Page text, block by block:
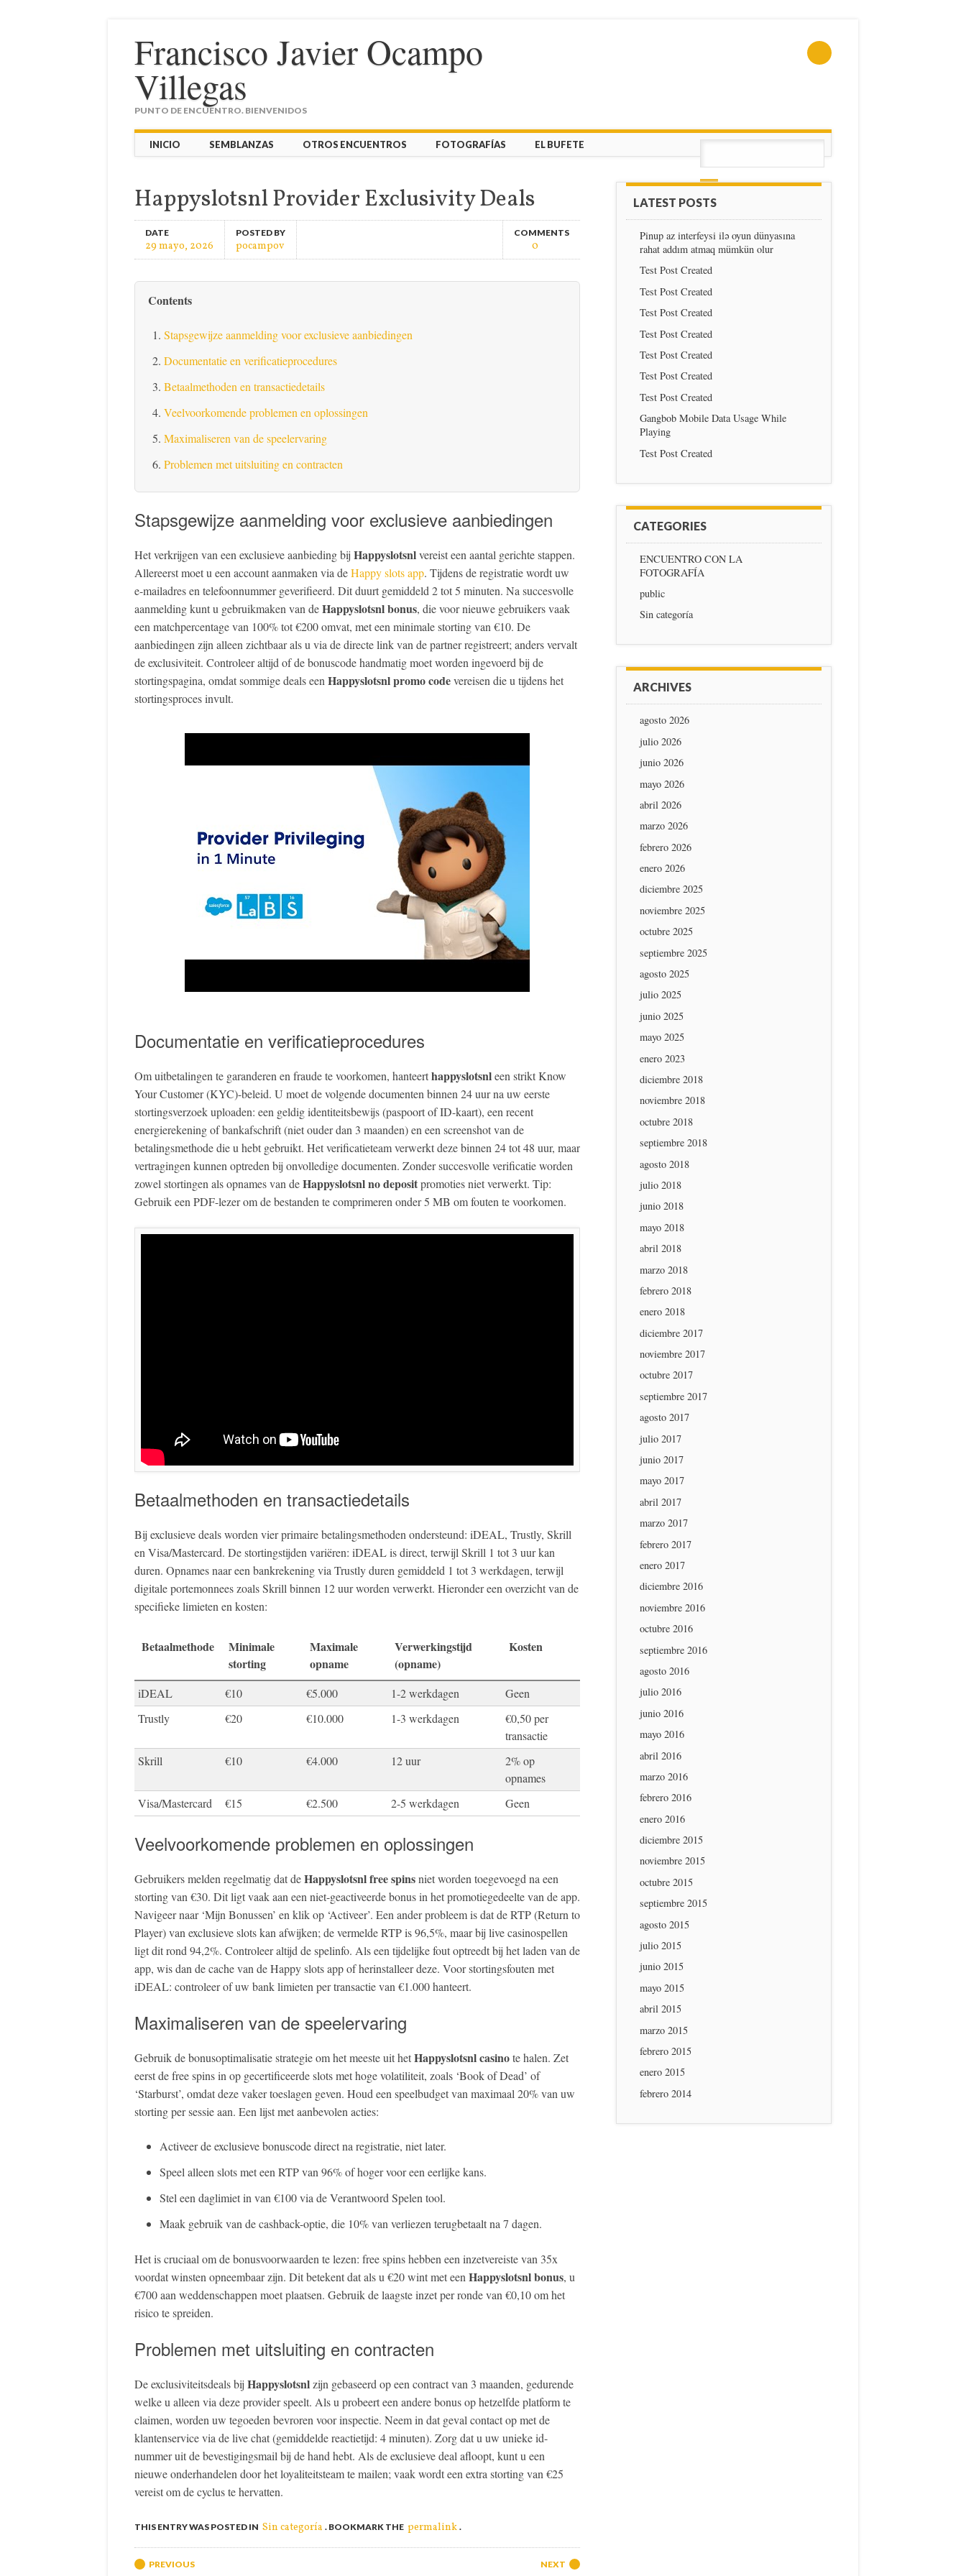
Francisco Javier Ocampo
Villegas
PUNTO DE ENCUENTRO. BIENVENIDOS
Main menu
Skip
to
INICIO SEMBLANZAS OTROS ENCUENTROS FOTOGRAFÍAS EL BUFETE
Happyslotsnl Provider Exclusivity Deals
DATE
29 mayo, 2026
POSTED BY
pocampov
COMMENTS
0
Contents
Stapsgewijze aanmelding voor exclusieve aanbiedingen
Documentatie en verificatieprocedures
Betaalmethoden en transactiedetails
Veelvoorkomende problemen en oplossingen
Maximaliseren van de speelervaring
Problemen met uitsluiting en contracten
Stapsgewijze aanmelding voor exclusieve aanbiedingen
Het verkrijgen van een exclusieve aanbieding bij Happyslotsnlvereist een aantal gerichte stappen.
Allereerst moet u een account aanmaken via deHappy slots app. Tijdens de registratie wordt uw
e-mailadres en telefoonnummer geverifieerd. Dit duurt gemiddeld 2 tot 5 minuten. Na succesvolle
aanmelding kunt u gebruikmaken van deHappyslotsnl bonus, die voor nieuwe gebruikers vaak
een matchpercentage van 100% tot €200 omvat, met een minimale storting van €10. De
aanbiedingen zijn alleen zichtbaar als u via de directe link van de partner registreert; anders vervalt
de exclusiviteit. Controleer altijd of de bonuscode handmatig moet worden ingevoerd bij de
stortingspagina, omdat sommige deals een Happyslotsnl promo codevereisen die u tijdens het
stortingsproces invult.
Documentatie en verificatieprocedures
Om uitbetalingen te garanderen en fraude te voorkomen, hanteerthappyslotsnleen strikt Know
Your Customer (KYC)-beleid. U moet de volgende documenten binnen 24 uur na uw eerste
stortingsverzoek uploaden: een geldig identiteitsbewijs (paspoort of ID-kaart), een recent
energierekening of bankafschrift (niet ouder dan 3 maanden) en een screenshot van de
betalingsmethode die u hebt gebruikt. Het verificatieteam verwerkt deze binnen 24 tot 48 uur, maar
vertragingen kunnen optreden bij onvolledige documenten. Zonder succesvolle verificatie worden
zowel stortingen als opnames van deHappyslotsnl no depositpromoties niet verwerkt. Tip:
Gebruik een PDF-lezer om de bestanden te comprimeren onder 5 MB om fouten te voorkomen.
Betaalmethoden en transactiedetails
Bij exclusieve deals worden vier primaire betalingsmethoden ondersteund: iDEAL, Trustly, Skrill
en Visa/Mastercard. De stortingstijden variëren: iDEAL is direct, terwijl Skrill 1 tot 3 uur kan
duren. Opnames naar een bankrekening via Trustly duren gemiddeld 1 tot 3 werkdagen, terwijl
digitale portemonnees zoals Skrill binnen 12 uur worden verwerkt. Hieronder een overzicht van de
specifieke limieten en kosten:
Betaalmethode
Minimale
storting
Maximale
opname
Verwerkingstijd
(opname)
Kosten
iDEAL €10 €5.000 1-2 werkdagen
Geen
Trustly
€20 €10.000 1-3 werkdagen
€0,50 per
transactie
Skrill
€10 €4.000 12 uur
2% op
opnames
Visa/Mastercard
€15 €2.500 2-5 werkdagen Geen
Veelvoorkomende problemen en oplossingen
Gebruikers melden regelmatig dat deHappyslotsnl free spinsniet worden toegevoegd na een
storting van €30. Dit ligt vaak aan een niet-geactiveerde bonus in het promotiegedeelte van de app.
Navigeer naar ‘Mijn Bonussen’ en klik op ‘Activeer’. Een ander probleem is dat de RTP (Return to
Player) van exclusieve slots kan afwijken; de vermelde RTP is 96,5%, maar bij live casinospellen
ligt dit rond 94,2%. Controleer altijd de spelinfo. Als een tijdelijke fout optreedt bij het laden van de
app, wis dan de cache van de Happy slots app of herinstalleer deze. Voor stortingsfouten met
iDEAL: controleer of uw bank limieten per transactie van €1.000 hanteert.
Maximaliseren van de speelervaring
Gebruik de bonusoptimalisatie strategie om het meeste uit hetHappyslotsnl casinote halen. Zet
eerst de free spins in op gecertificeerde slots met hoge volatiliteit, zoals ‘Book of Dead’ of
‘Starburst’, omdat deze vaker toeslagen geven. Houd een speelbudget van maximaal 20% van uw
storting per sessie aan. Een lijst met aanbevolen acties:
Activeer de exclusieve bonuscode direct na registratie, niet later.
Speel alleen slots met een RTP van 96% of hoger voor een eerlijke kans.
Stel een daglimiet in van €100 via de Verantwoord Spelen tool.
Maak gebruik van de cashback-optie, die 10% van verliezen terugbetaalt na 7 dagen.
Het is cruciaal om de bonusvoorwaarden te lezen: free spins hebben een inzetvereiste van 35x
voordat winsten opneembaar zijn. Dit betekent dat als u €20 wint met een Happyslotsnl bonus, u
€700 aan weddenschappen moet plaatsen. Gebruik de laagste inzet per ronde van €0,10 om het
risico te spreiden.
Problemen met uitsluiting en contracten
De exclusiviteitsdeals bij Happyslotsnlzijn gebaseerd op een contract van 3 maanden, gedurende
welke u alleen via deze provider speelt. Als u probeert een andere bonus op hetzelfde platform te
claimen, worden uw tegoeden bevroren voor inspectie. Neem in dat geval contact op met de
klantenservice via de live chat (gemiddelde reactietijd: 4 minuten). Zorg dat u uw unieke id-
nummer uit de bevestigingsmail bij de hand hebt. Als de exclusieve deal afloopt, kunt u een
nieuwe onderhandelen door het loyaliteitsteam te mailen; vaak wordt een extra storting van €25
vereist om de cyclus te hervatten.
THIS ENTRY WAS POSTED IN Sin categoría . BOOKMARK THE permalink .
Post navigation
PREVIOUS NEXT
LATEST POSTS
Pinup az interfeysi ilə oyun dünyasına
rahat addım atmaq mümkün olur
Test Post Created
Test Post Created
Test Post Created
Test Post Created
Test Post Created
Test Post Created
Test Post Created
Gangbob Mobile Data Usage While
Playing
Test Post Created
CATEGORIES
ENCUENTRO CON LA
FOTOGRAFÍA
public
Sin categoría
ARCHIVES
agosto 2026
julio 2026
junio 2026
mayo 2026
abril 2026
marzo 2026
febrero 2026
enero 2026
diciembre 2025
noviembre 2025
octubre 2025
septiembre 2025
agosto 2025
julio 2025
junio 2025
mayo 2025
enero 2023
diciembre 2018
noviembre 2018
octubre 2018
septiembre 2018
agosto 2018
julio 2018
junio 2018
mayo 2018
abril 2018
marzo 2018
febrero 2018
enero 2018
diciembre 2017
noviembre 2017
octubre 2017
septiembre 2017
agosto 2017
julio 2017
junio 2017
mayo 2017
abril 2017
marzo 2017
febrero 2017
enero 2017
diciembre 2016
noviembre 2016
octubre 2016
septiembre 2016
agosto 2016
julio 2016
junio 2016
mayo 2016
abril 2016
marzo 2016
febrero 2016
enero 2016
diciembre 2015
noviembre 2015
octubre 2015
septiembre 2015
agosto 2015
julio 2015
junio 2015
mayo 2015
abril 2015
marzo 2015
febrero 2015
enero 2015
febrero 2014